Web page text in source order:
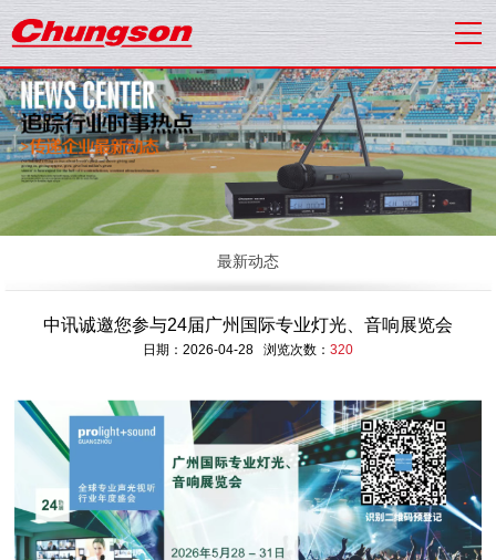
最新动态
中讯诚邀您参与24届广州国际专业灯光、音响展览会
日期：2026-04-28 浏览次数： 320